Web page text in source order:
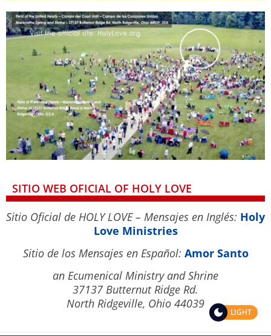
SITIO WEB OFICIAL OF HOLY LOVE
Sitio Oficial de HOLY LOVE – Mensajes en Inglés: Holy
Love Ministries
Sitio de los Mensajes en Español: Amor Santo
an Ecumenical Ministry and Shrine
37137 Butternut Ridge Rd.
North Ridgeville, Ohio 44039
LIGHT